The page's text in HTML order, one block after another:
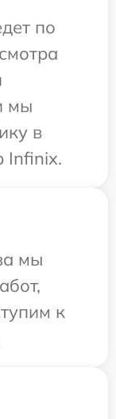
по
мы
в
Infinix.
мы
к